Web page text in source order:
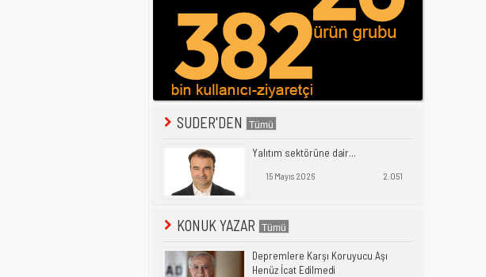
SUDER'DEN
Yalıtım sektörüne dair...
15 Mayıs 2026 2.051
KONUK YAZAR
Depremlere Karşı Koruyucu Aşı
Henüz İcat Edilmedi